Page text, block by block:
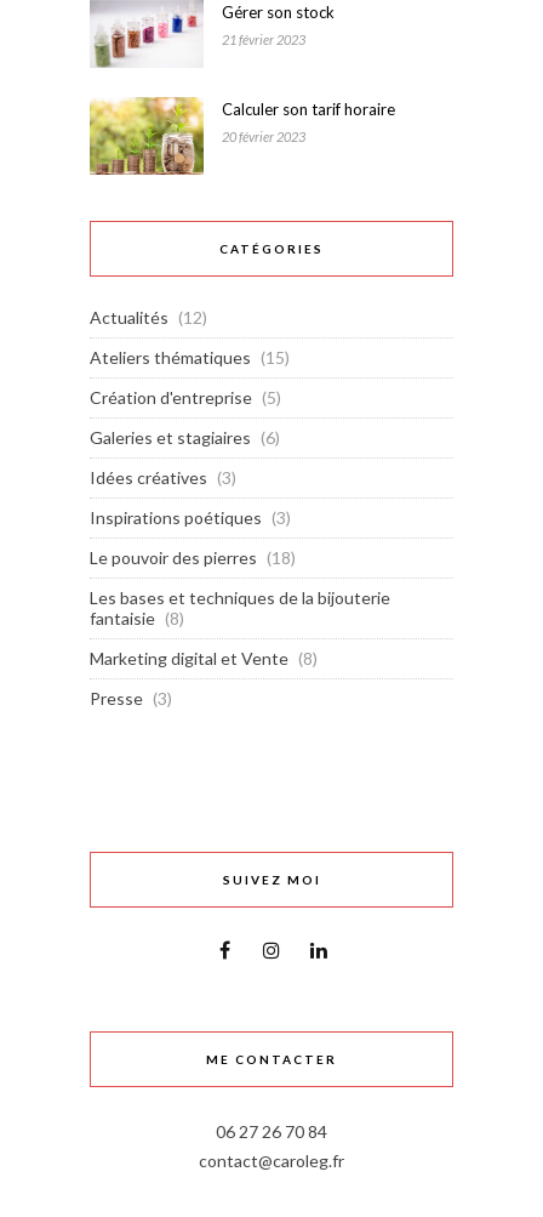
Gérer son stock
21 février 2023
Calculer son tarif horaire
20 février 2023
CATÉGORIES
Actualités (12)
Ateliers thématiques (15)
Création d'entreprise (5)
Galeries et stagiaires (6)
Idées créatives (3)
Inspirations poétiques (3)
Le pouvoir des pierres (18)
Les bases et techniques de la bijouterie
fantaisie (8)
Marketing digital et Vente (8)
Presse (3)
SUIVEZ MOI
ME CONTACTER
06 27 26 70 84
contact@caroleg.fr